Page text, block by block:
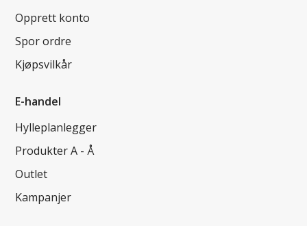
Opprett konto
Spor ordre
Kjøpsvilkår
E-handel
Hylleplanlegger
Produkter A - Å
Outlet
Kampanjer